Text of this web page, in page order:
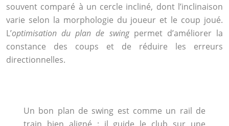
souvent comparé à un cercle incliné, dont l’inclinaison
varie selon la morphologie du joueur et le coup joué.
L’optimisation du plan de swing permet d’améliorer la
constance des coups et de réduire les erreurs
directionnelles.
Un bon plan de swing est comme un rail de